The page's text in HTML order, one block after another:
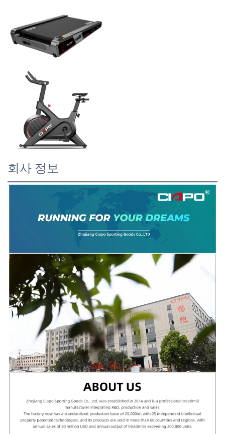
회사 정보